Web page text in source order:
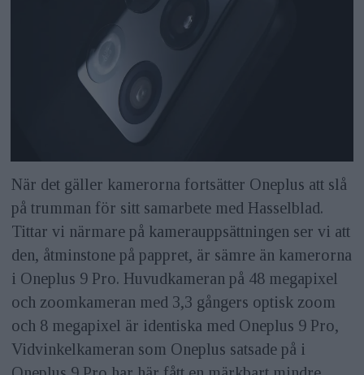
När det gäller kamerorna fortsätter Oneplus att slå
på trumman för sitt samarbete med Hasselblad.
Tittar vi närmare på kamerauppsättningen ser vi att
den, åtminstone på pappret, är sämre än kamerorna
i Oneplus 9 Pro. Huvudkameran på 48 megapixel
och zoomkameran med 3,3 gångers optisk zoom
och 8 megapixel är identiska med Oneplus 9 Pro,
Vidvinkelkameran som Oneplus satsade på i